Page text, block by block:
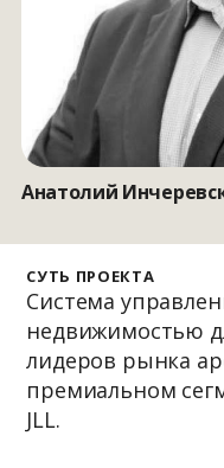
Анатолий
СУТЬ ПРОЕКТА
Система
недвижимостью
лидеров рынка
премиальном
JLL.